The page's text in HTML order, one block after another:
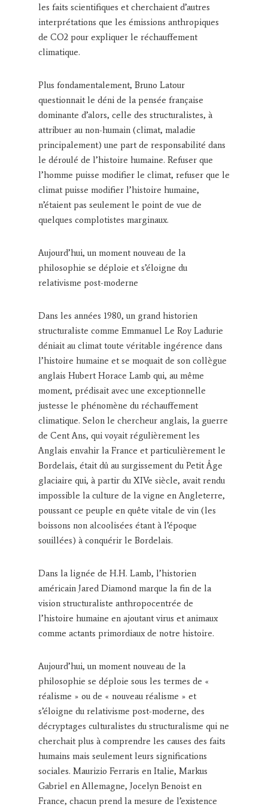
les faits scientifiques et cherchaient d’autres
interprétations que les émissions anthropiques
de CO2 pour expliquer le réchauffement
climatique.
Plus fondamentalement, Bruno Latour
questionnait le déni de la pensée française
dominante d’alors, celle des structuralistes, à
attribuer au non-humain (climat, maladie
principalement) une part de responsabilité dans
le déroulé de l’histoire humaine. Refuser que
l’homme puisse modifier le climat, refuser que le
climat puisse modifier l’histoire humaine,
n’étaient pas seulement le point de vue de
quelques complotistes marginaux.
Aujourd’hui, un moment nouveau de la
philosophie se déploie et s’éloigne du
relativisme post-moderne
Dans les années 1980, un grand historien
structuraliste comme Emmanuel Le Roy Ladurie
déniait au climat toute véritable ingérence dans
l’histoire humaine et se moquait de son collègue
anglais Hubert Horace Lamb qui, au même
moment, prédisait avec une exceptionnelle
justesse le phénomène du réchauffement
climatique. Selon le chercheur anglais, la guerre
de Cent Ans, qui voyait régulièrement les
Anglais envahir la France et particulièrement le
Bordelais, était dû au surgissement du Petit Âge
glaciaire qui, à partir du XIVe siècle, avait rendu
impossible la culture de la vigne en Angleterre,
poussant ce peuple en quête vitale de vin (les
boissons non alcoolisées étant à l’époque
souillées) à conquérir le Bordelais.
Dans la lignée de H.H. Lamb, l’historien
américain Jared Diamond marque la fin de la
vision structuraliste anthropocentrée de
l’histoire humaine en ajoutant virus et animaux
comme actants primordiaux de notre histoire.
Aujourd’hui, un moment nouveau de la
philosophie se déploie sous les termes de «
réalisme » ou de « nouveau réalisme » et
s’éloigne du relativisme post-moderne, des
décryptages culturalistes du structuralisme qui ne
cherchait plus à comprendre les causes des faits
humains mais seulement leurs significations
sociales. Maurizio Ferraris en Italie, Markus
Gabriel en Allemagne, Jocelyn Benoist en
France, chacun prend la mesure de l’existence